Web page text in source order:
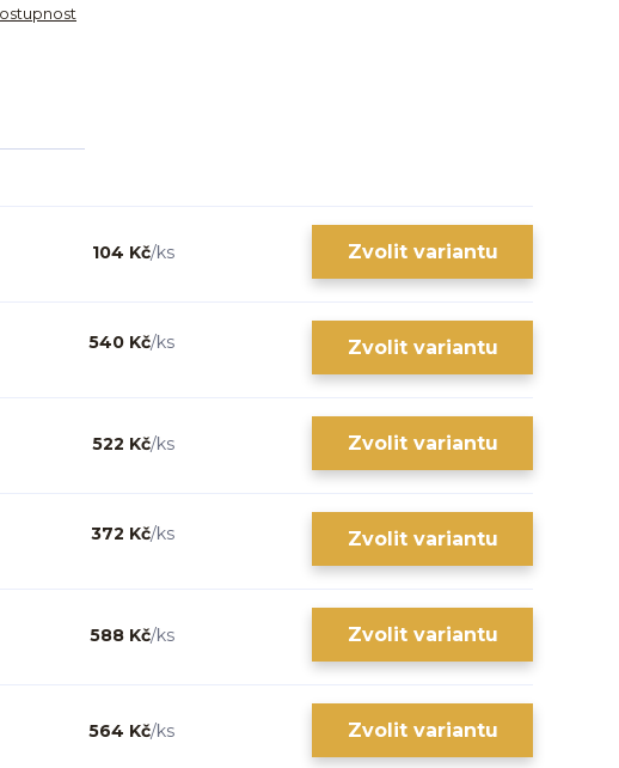
104 Kč/ks Zvolit variantu
540 Kč/ks Zvolit variantu
522 Kč/ks Zvolit variantu
372 Kč/ks Zvolit variantu
588 Kč/ks Zvolit variantu
564 Kč/ks Zvolit variantu